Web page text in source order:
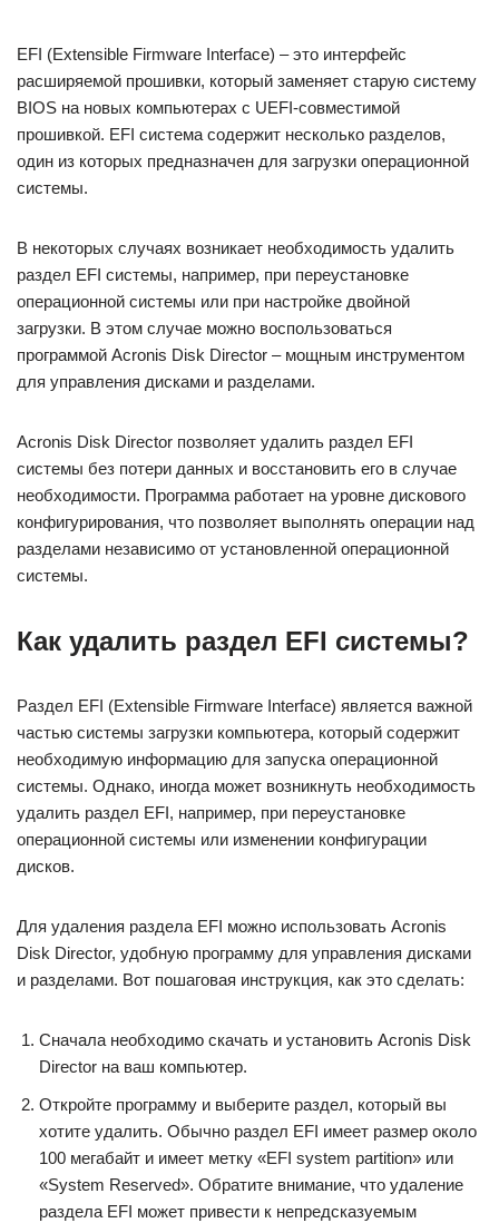
EFI (Extensible Firmware Interface) – это интерфейс
расширяемой прошивки, который заменяет старую систему
BIOS на новых компьютерах с UEFI-совместимой
прошивкой. EFI система содержит несколько разделов,
один из которых предназначен для загрузки операционной
системы.
В некоторых случаях возникает необходимость удалить
раздел EFI системы, например, при переустановке
операционной системы или при настройке двойной
загрузки. В этом случае можно воспользоваться
программой Acronis Disk Director – мощным инструментом
для управления дисками и разделами.
Acronis Disk Director позволяет удалить раздел EFI
системы без потери данных и восстановить его в случае
необходимости. Программа работает на уровне дискового
конфигурирования, что позволяет выполнять операции над
разделами независимо от установленной операционной
системы.
Как удалить раздел EFI системы?
Раздел EFI (Extensible Firmware Interface) является важной
частью системы загрузки компьютера, который содержит
необходимую информацию для запуска операционной
системы. Однако, иногда может возникнуть необходимость
удалить раздел EFI, например, при переустановке
операционной системы или изменении конфигурации
дисков.
Для удаления раздела EFI можно использовать Acronis
Disk Director, удобную программу для управления дисками
и разделами. Вот пошаговая инструкция, как это сделать:
Сначала необходимо скачать и установить Acronis Disk
Director на ваш компьютер.
Откройте программу и выберите раздел, который вы
хотите удалить. Обычно раздел EFI имеет размер около
100 мегабайт и имеет метку «EFI system partition» или
«System Reserved». Обратите внимание, что удаление
раздела EFI может привести к непредсказуемым